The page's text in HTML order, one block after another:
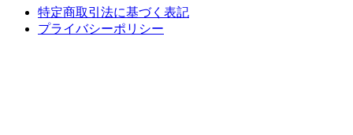
特定商取引法に基づく表記
プライバシーポリシー